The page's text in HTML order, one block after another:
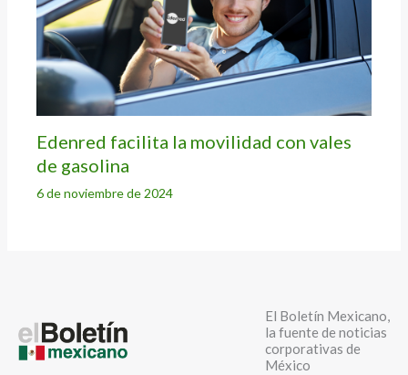
Edenred facilita la movilidad con vales
de gasolina
6 de noviembre de 2024
El Boletín Mexicano,
la fuente de noticias
corporativas de
México